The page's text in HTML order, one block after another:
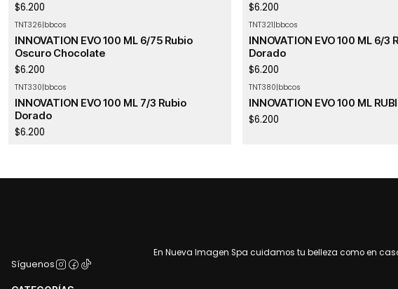
$6.200 $6.200
TNT326|bbcos
INNOVATION EVO 100 ML 6/75 Rubio
Oscuro Chocolate
$6.200
TNT321|bbcos
INNOVATION EVO 100 ML 6/3
Dorado
$6.200
TNT330|bbcos
INNOVATION EVO 100 ML 7/3 Rubio
Dorado
$6.200
TNT380|bbcos
INNOVATION EVO 100 ML
$6.200
En Nueva Imagen Spa cuidamos tu belleza como en
Síguenos